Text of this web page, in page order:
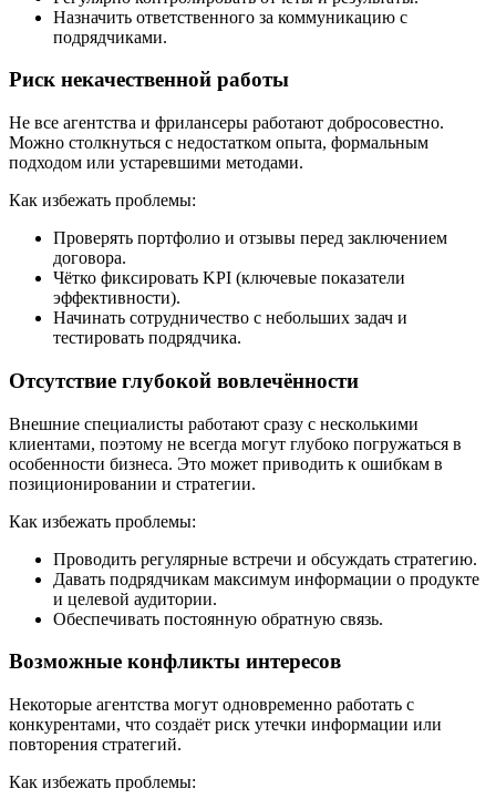
Назначить ответственного за коммуникацию с
подрядчиками.
Риск некачественной работы
Не все агентства и фрилансеры работают добросовестно.
Можно столкнуться с недостатком опыта, формальным
подходом или устаревшими методами.
Как избежать проблемы:
Проверять портфолио и отзывы перед заключением
договора.
Чётко фиксировать KPI (ключевые показатели
эффективности).
Начинать сотрудничество с небольших задач и
тестировать подрядчика.
Отсутствие глубокой вовлечённости
Внешние специалисты работают сразу с несколькими
клиентами, поэтому не всегда могут глубоко погружаться в
особенности бизнеса. Это может приводить к ошибкам в
позиционировании и стратегии.
Как избежать проблемы:
Проводить регулярные встречи и обсуждать стратегию.
Давать подрядчикам максимум информации о продукте
и целевой аудитории.
Обеспечивать постоянную обратную связь.
Возможные конфликты интересов
Некоторые агентства могут одновременно работать с
конкурентами, что создаёт риск утечки информации или
повторения стратегий.
Как избежать проблемы: